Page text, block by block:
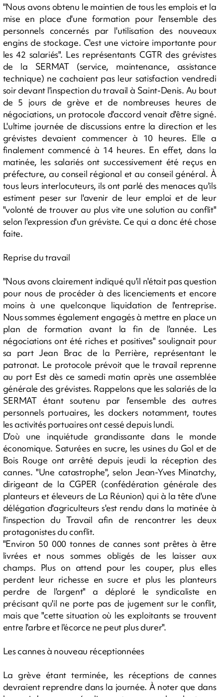
"Nous avons obtenu le maintien de tous les emplois et la
mise en place d'une formation pour l'ensemble des
personnels concernés par l'utilisation des nouveaux
engins de stockage. C'est une victoire importante pour
les 42 salariés". Les représentants CGTR des grévistes
de la SERMAT (service, maintenance, assistance
technique) ne cachaient pas leur satisfaction vendredi
soir devant l'inspection du travail à Saint-Denis. Au bout
de 5 jours de grève et de nombreuses heures de
négociations, un protocole d'accord venait d'être signé.
L'ultime journée de discussions entre la direction et les
grévistes devaient commencer à 10 heures. Elle a
finalement commencé à 14 heures. En effet, dans la
matinée, les salariés ont successivement été reçus en
préfecture, au conseil régional et au conseil général. À
tous leurs interlocuteurs, ils ont parlé des menaces qu'ils
estiment peser sur l'avenir de leur emploi et de leur
"volonté de trouver au plus vite une solution au conflit"
selon l'expression d'un gréviste. Ce qui a donc été chose
faite.
Reprise du travail
"Nous avons clairement indiqué qu'il n'était pas question
pour nous de procéder à des licenciements et encore
moins à une quelconque liquidation de l'entreprise.
Nous sommes également engagés à mettre en place un
plan de formation avant la fin de l'année. Les
négociations ont été riches et positives" soulignait pour
sa part Jean Brac de la Perrière, représentant le
patronat. Le protocole prévoit que le travail reprenne
au port Est dès ce samedi matin après une assemblée
générale des grévistes. Rappelons que les salariés de la
SERMAT étant soutenu par l'ensemble des autres
personnels portuaires, les dockers notamment, toutes
les activités portuaires ont cessé depuis lundi.
D'où une inquiétude grandissante dans le monde
économique. Saturées en sucre, les usines du Gol et de
Bois Rouge ont arrêté depuis jeudi la réception des
cannes. "Une catastrophe", selon Jean-Yves Minatchy,
dirigeant de la CGPER (confédération générale des
planteurs et éleveurs de La Réunion) qui à la tête d'une
délégation d'agriculteurs s'est rendu dans la matinée à
l'inspection du Travail afin de rencontrer les deux
protagonistes du conflit.
"Environ 50 000 tonnes de cannes sont prêtes à être
livrées et nous sommes obligés de les laisser aux
champs. Plus on attend pour les couper, plus elles
perdent leur richesse en sucre et plus les planteurs
perdre de l'argent" a déploré le syndicaliste en
précisant qu'il ne porte pas de jugement sur le conflit,
mais que "cette situation où les exploitants se trouvent
entre l'arbre et l'écorce ne peut plus durer".
Les cannes à nouveau réceptionnées
La grève étant terminée, les réceptions de cannes
devraient reprendre dans la journée. À noter que dans